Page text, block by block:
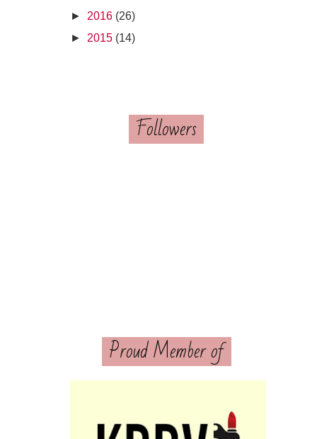
► 2016 (26)
► 2015 (14)
Followers
Proud Member of